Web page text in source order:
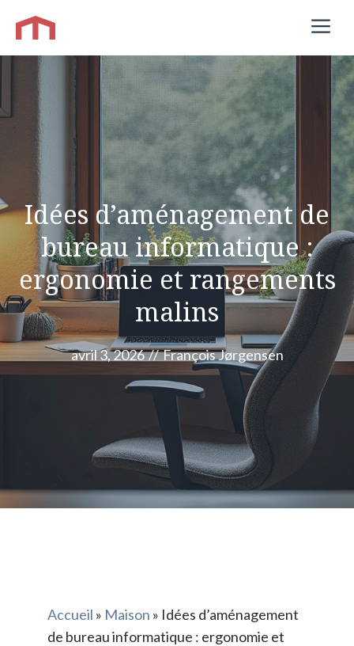
contenu
Idées d’aménagement de
bureau informatique :
ergonomie et rangements
malins
avril 3, 2026 // François Jørgensen
Accueil » Maison » Idées d’aménagement
de bureau informatique : ergonomie et